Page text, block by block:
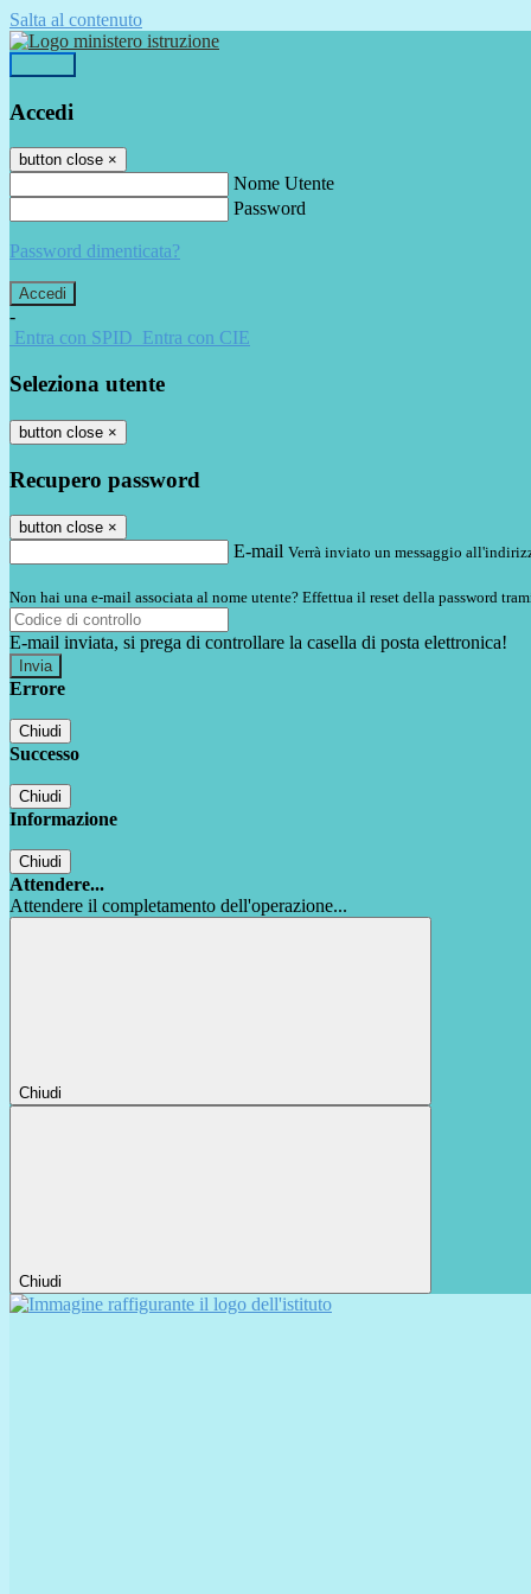
Salta al contenuto
Accedi
button close ×
Nome Utente
Password
Password dimenticata?
-
Entra con SPID Entra con CIE
Seleziona utente
button close ×
Recupero password
button close ×
E-mail Verrà inviato un messaggio
Non hai una e-mail associata al nome utente? Effettua il reset della password
E-mail inviata, si prega di controllare la casella di posta elettronica!
Errore
Chiudi
Successo
Chiudi
Informazione
Chiudi
Attendere...
Attendere il completamento dell'operazione...
Chiudi
Chiudi